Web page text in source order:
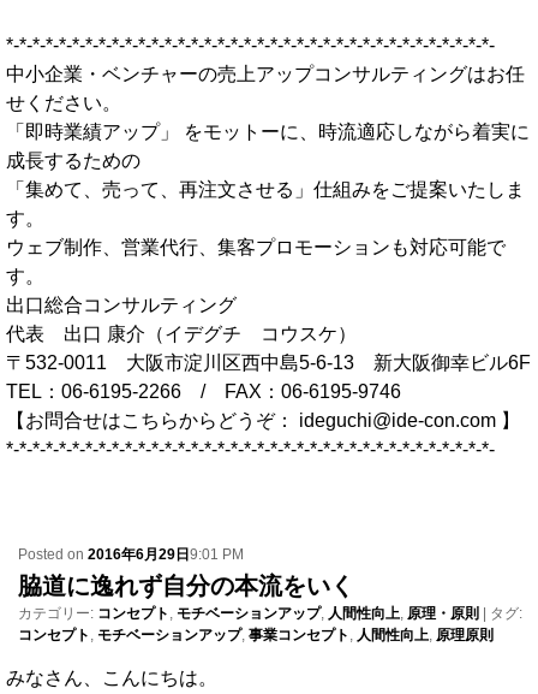
*-*-*-*-*-*-*-*-*-*-*-*-*-*-*-*-*-*-*-*-*-*-*-*-*-*-*-*-*-*-*-*-*-*-*-*-*-
中小企業・ベンチャーの売上アップコンサルティングはお任
せください。
「即時業績アップ」 をモットーに、時流適応しながら着実に
成長するための
「集めて、売って、再注文させる」仕組みをご提案いたしま
す。
ウェブ制作、営業代行、集客プロモーションも対応可能で
す。
出口総合コンサルティング
代表 出口 康介（イデグチ コウスケ）
〒532-0011 大阪市淀川区西中島5-6-13 新大阪御幸ビル6F
TEL：06-6195-2266 / FAX：06-6195-9746
【お問合せはこちらからどうぞ： ideguchi@ide-con.com 】
*-*-*-*-*-*-*-*-*-*-*-*-*-*-*-*-*-*-*-*-*-*-*-*-*-*-*-*-*-*-*-*-*-*-*-*-*-
Posted on 2016年6月29日9:01 PM
脇道に逸れず自分の本流をいく
カテゴリー: コンセプト モチベーションアップ, 人間性向上 原理・原則 | タグ:
コンセプト
モチベーションアップ, 事業コンセプト 人間性向上 原理原則
みなさん、こんにちは。